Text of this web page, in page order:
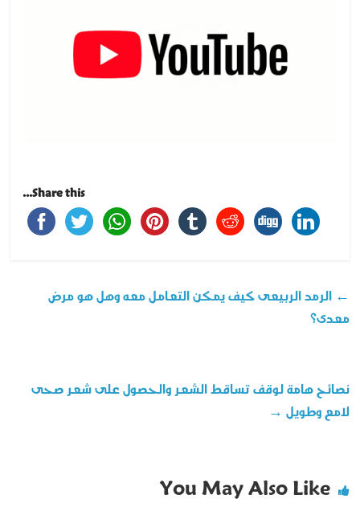
Share this...
← الرمد الربيعى كيف يمكن التعامل معه وهل هو مرض
معدى؟
نصائح هامة لوقف تساقط الشعر والحصول على شعر صحى
لامع وطويل →
You May Also Like